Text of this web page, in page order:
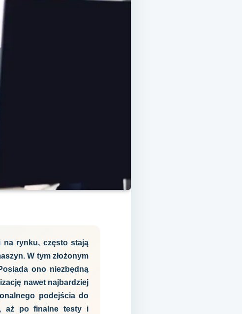
na rynku, często stają
W tym złożonym
ono niezbędną
nawet najbardziej
podejścia do
aż po finalne testy i